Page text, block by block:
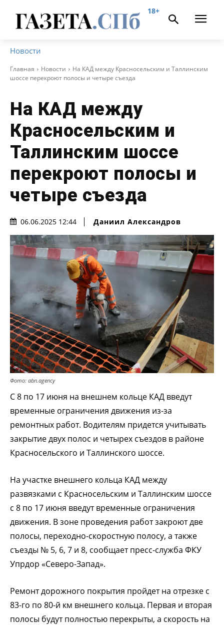
18+
Новости
Главная Новости
На КАД между Красносельским и Таллинским
шоссе перекроют полосы и четыре съезда
На КАД между
Красносельским и
Таллинским шоссе
перекроют полосы и
четыре съезда
06.06.2025 12:44 Даниил Александров
Фото: abn.agency
С 8 по 17 июня на внешнем кольце КАД введут
временные ограничения движения из-за
ремонтных работ. Водителям придется учитывать
закрытие двух полос и четырех съездов в районе
Красносельского и Таллинского шоссе.
На участке внешнего кольца КАД между
развязками с Красносельским и Таллинским шоссе
с 8 по 17 июня введут временные ограничения
движения. В зоне проведения работ закроют две
полосы, переходно-скоростную полосу, а также
съезды № 5, 6, 7 и 8, сообщает пресс-служба ФКУ
Упрдор «Северо-Запад».
Ремонт дорожного покрытия пройдет на отрезке с
83-го по 80-й км внешнего кольца. Первая и вторая
полосы будут полностью перекрыты, а скорость на